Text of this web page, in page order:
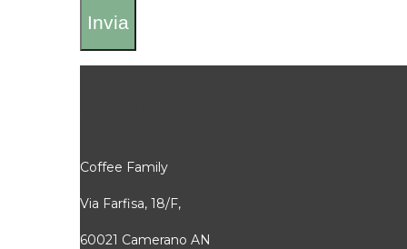
Coffee Family
Via Farfisa, 18/F,
60021 Camerano AN